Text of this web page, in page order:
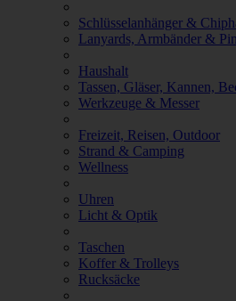
Schlüsselanhänger &
Lanyards, Armbänder &
Haushalt
Tassen, Gläser, Kannen,
Werkzeuge & Messer
Freizeit, Reisen, Outdoor
Strand & Camping
Wellness
Uhren
Licht & Optik
Taschen
Koffer & Trolleys
Rucksäcke